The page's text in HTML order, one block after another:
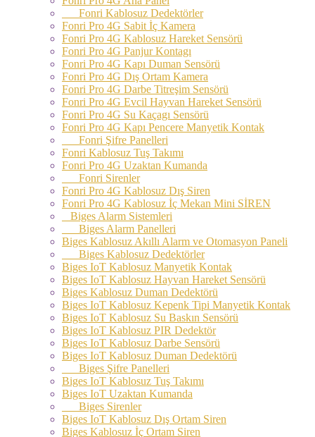
Fonri Kablosuz Dedektörler
Fonri Pro 4G Sabit İç Kamera
Fonri Pro 4G Kablosuz Hareket Sensörü
Fonri Pro 4G Panjur Kontagı
Fonri Pro 4G Kapı Duman Sensörü
Fonri Pro 4G Dış Ortam Kamera
Fonri Pro 4G Darbe Titreşim Sensörü
Fonri Pro 4G Evcil Hayvan Hareket Sensörü
Fonri Pro 4G Su Kaçagı Sensörü
Fonri Pro 4G Kapı Pencere Manyetik Kontak
Fonri Şifre Panelleri
Fonri Kablosuz Tuş Takımı
Fonri Pro 4G Uzaktan Kumanda
Fonri Sirenler
Fonri Pro 4G Kablosuz Dış Siren
Fonri Pro 4G Kablosuz İç Mekan Mini SİREN
Biges Alarm Sistemleri
Biges Alarm Panelleri
Biges Kablosuz Akıllı Alarm ve Otomasyon Paneli
Biges Kablosuz Dedektörler
Biges IoT Kablosuz Manyetik Kontak
Biges IoT Kablosuz Hayvan Hareket Sensörü
Biges Kablosuz Duman Dedektörü
Biges IoT Kablosuz Kepenk Tipi Manyetik Kontak
Biges IoT Kablosuz Su Baskın Sensörü
Biges IoT Kablosuz PIR Dedektör
Biges IoT Kablosuz Darbe Sensörü
Biges IoT Kablosuz Duman Dedektörü
Biges Şifre Panelleri
Biges IoT Kablosuz Tuş Takımı
Biges IoT Uzaktan Kumanda
Biges Sirenler
Biges IoT Kablosuz Dış Ortam Siren
Biges Kablosuz İç Ortam Siren